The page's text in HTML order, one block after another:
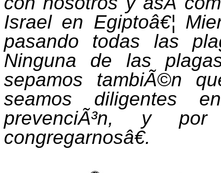
Israel en Egiptoâ€¦
pasando todas las
Ninguna de las
sepamos tambiÃ©n
seamos diligentes
prevenciÃ³n, y
congregarnosâ€.